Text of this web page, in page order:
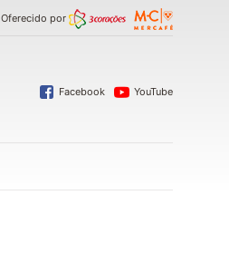
Oferecido por
Facebook YouTube